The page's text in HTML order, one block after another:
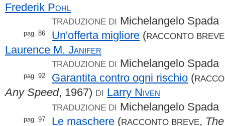
Frederik Pohl
TRADUZIONE DI Michelangelo Spada
pag. 86 Un'offerta migliore (RACCONTO BREVE
Laurence M. Janifer
TRADUZIONE DI Michelangelo Spada
pag. 92 Garantita contro ogni rischio (
Any Speed, 1967) DI Larry Niven
TRADUZIONE DI Michelangelo Spada
pag. 97 Le maschere (RACCONTO BREVE,